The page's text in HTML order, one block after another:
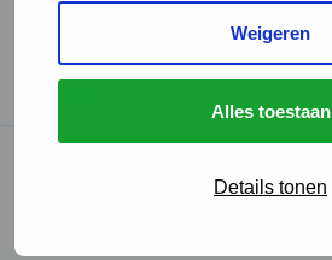
Weigeren
Alles toestaan
Details tonen
GGD Reisvaccinaties